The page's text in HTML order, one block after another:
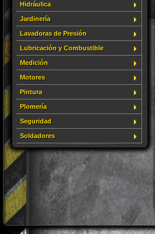
Hidráulica
Jardinería
Lavadoras de Presión
Lubricación y Combustible
Medición
Motores
Pintura
Plomería
Seguridad
Soldadores